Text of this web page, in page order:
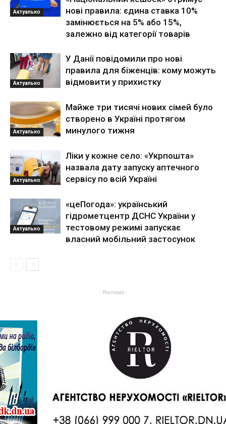
Актуально
нові правила: єдина ставка 10%
замінюється на 5% або 15%,
залежно від категорії товарів
Актуально
У Данії повідомили про нові
правила для біженців: кому можуть
відмовити у прихистку
Актуально
Майже три тисячі нових сімей було
створено в Україні протягом
минулого тижня
Актуально
Ліки у кожне село: «Укрпошта»
назвала дату запуску аптечного
сервісу по всій Україні
Актуально
«цеПогода»: український
гідрометцентр ДСНС України у
тестовому режимі запускає
власний мобільний застосунок
- Реклама -